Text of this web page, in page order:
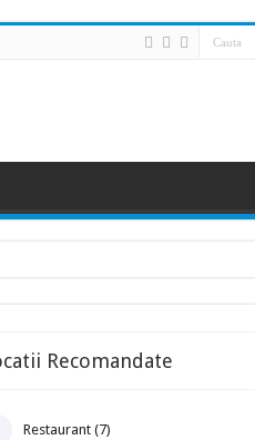
Recomandate
Restaurant (7)